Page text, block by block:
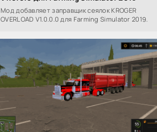
Мод добавляет заправщик сеялок KROGER
OVERLOAD V1.0.0.0 для Farming Simulator 2019.